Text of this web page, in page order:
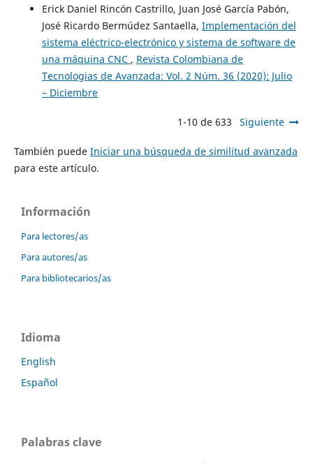
Erick Daniel Rincón Castrillo, Juan José García Pabón,
José Ricardo Bermúdez Santaella, Implementación del
sistema eléctrico-electrónico y sistema de software de
una máquina CNC , Revista Colombiana de
Tecnologias de Avanzada: Vol. 2 Núm. 36 (2020): Julio
– Diciembre
1-10 de 633 Siguiente
También puede Iniciar una búsqueda de similitud avanzada
para este artículo.
Información
Para lectores/as
Para autores/as
Para bibliotecarios/as
Idioma
English
Español
Palabras clave